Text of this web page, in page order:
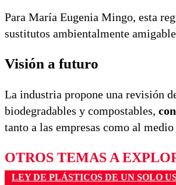
Para María Eugenia Mingo, esta
sustitutos ambientalmente
Visión a futuro
La industria propone una revisión
biodegradables y compostables,
tanto a las empresas como al
OTROS TEMAS A
LEY DE PLÁSTICOS DE UN SOLO